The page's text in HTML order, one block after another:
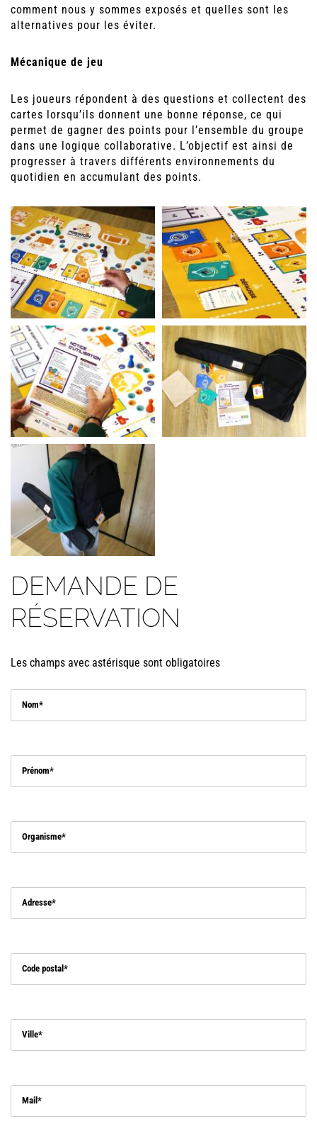
comment nous y sommes exposés et quelles sont les
alternatives pour les éviter.
Mécanique de jeu
Les joueurs répondent à des questions et collectent des
cartes lorsqu’ils donnent une bonne réponse, ce qui
permet de gagner des points pour l’ensemble du groupe
dans une logique collaborative. L’objectif est ainsi de
progresser à travers différents environnements du
quotidien en accumulant des points.
DEMANDE DE
RÉSERVATION
Les champs avec astérisque sont obligatoires
Nom
Prénom
Organisme
Adresse
Code postal
Ville
Mail